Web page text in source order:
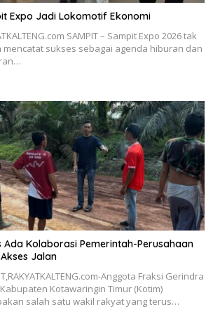
Expo Jadi Lokomotif Ekonomi
SAMPIT – Sampit Expo 2026 tak
mencatat sukses sebagai agenda hiburan dan
Ada Kolaborasi Pemerintah-Perusahaan
Jalan
Anggota Fraksi Gerindra
Kabupaten Kotawaringin Timur (Kotim)
salah satu wakil rakyat yang terus…